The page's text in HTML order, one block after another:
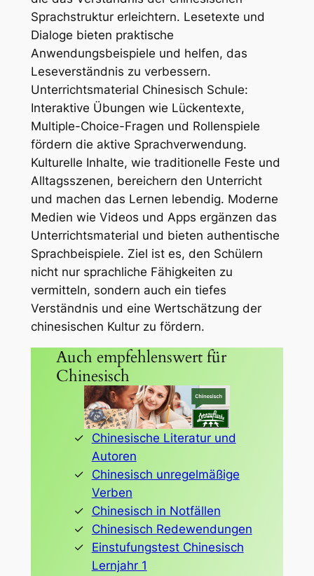
Sprachstruktur erleichtern. Lesetexte und
Dialoge bieten praktische
Anwendungsbeispiele und helfen, das
Leseverständnis zu verbessern.
Unterrichtsmaterial Chinesisch Schule:
Interaktive Übungen wie Lückentexte,
Multiple-Choice-Fragen und Rollenspiele
fördern die aktive Sprachverwendung.
Kulturelle Inhalte, wie traditionelle Feste und
Alltagsszenen, bereichern den Unterricht
und machen das Lernen lebendig. Moderne
Medien wie Videos und Apps ergänzen das
Unterrichtsmaterial und bieten authentische
Sprachbeispiele. Ziel ist es, den Schülern
nicht nur sprachliche Fähigkeiten zu
vermitteln, sondern auch ein tiefes
Verständnis und eine Wertschätzung der
chinesischen Kultur zu fördern.
Auch empfehlenswert für
Chinesisch
Chinesische Literatur und
Autoren
Chinesisch unregelmäßige
Verben
Chinesisch in Notfällen
Chinesisch Redewendungen
Einstufungstest Chinesisch
Lernjahr 1